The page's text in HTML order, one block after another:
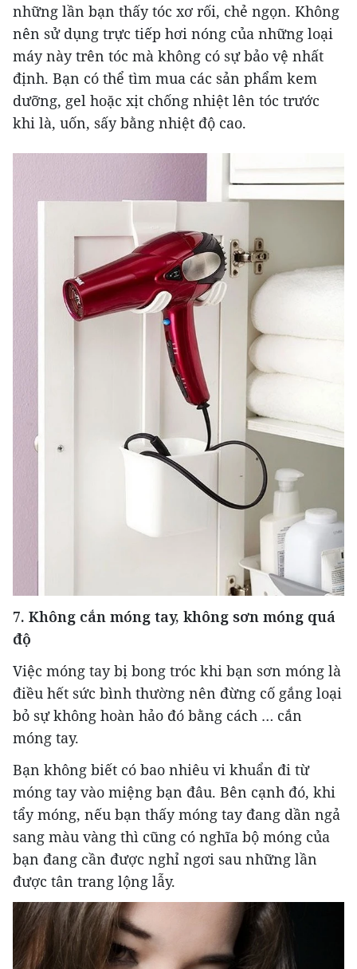
những lần bạn thấy tóc xơ rối, chẻ ngọn. Không
nên sử dụng trực tiếp hơi nóng của những loại
máy này trên tóc mà không có sự bảo vệ nhất
định. Bạn có thể tìm mua các sản phẩm kem
dưỡng, gel hoặc xịt chống nhiệt lên tóc trước
khi là, uốn, sấy bằng nhiệt độ cao.
7. Không cắn móng tay, không sơn móng quá
độ
Việc móng tay bị bong tróc khi bạn sơn móng là
điều hết sức bình thường nên đừng cố gắng loại
bỏ sự không hoàn hảo đó bằng cách … cắn
móng tay.
Bạn không biết có bao nhiêu vi khuẩn đi từ
móng tay vào miệng bạn đâu. Bên cạnh đó, khi
tẩy móng, nếu bạn thấy móng tay đang dần ngả
sang màu vàng thì cũng có nghĩa bộ móng của
bạn đang cần được nghỉ ngơi sau những lần
được tân trang lộng lẫy.